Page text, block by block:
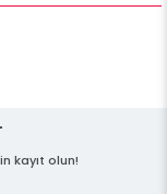
kayıt olun!